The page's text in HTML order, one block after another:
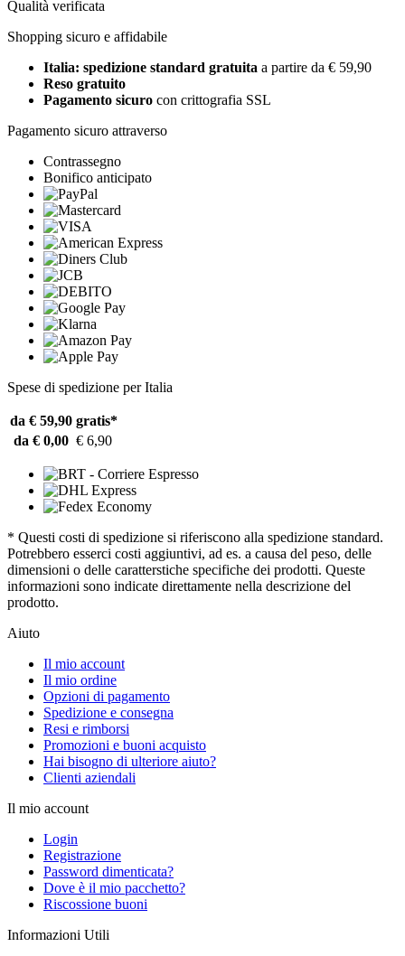
Qualità verificata
Shopping sicuro e affidabile
Italia: spedizione standard gratuita a partire da € 59,90
Reso gratuito
Pagamento sicuro con crittografia SSL
Pagamento sicuro attraverso
Contrassegno
Bonifico anticipato
Spese di spedizione per Italia
da € 59,90 gratis*
da € 0,00 € 6,90
* Questi costi di spedizione si riferiscono alla spedizione standard.
Potrebbero esserci costi aggiuntivi, ad es. a causa del peso, delle
dimensioni o delle caratterstiche specifiche dei prodotti. Queste
informazioni sono indicate direttamente nella descrizione del
prodotto.
Aiuto
Il mio account
Il mio ordine
Opzioni di pagamento
Spedizione e consegna
Resi e rimborsi
Promozioni e buoni acquisto
Hai bisogno di ulteriore aiuto?
Clienti aziendali
Il mio account
Login
Registrazione
Password dimenticata?
Dove è il mio pacchetto?
Riscossione buoni
Informazioni Utili